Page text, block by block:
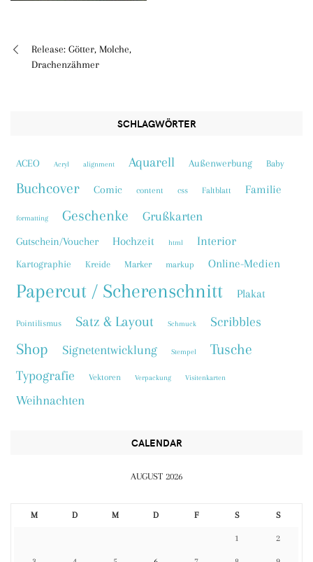
Beitragsnavigation
Release: Götter, Molche,
Drachenzähmer
SCHLAGWÖRTER
ACEO Acryl alignment Aquarell Außenwerbung Baby
Buchcover Comic content css Faltblatt Familie
formatting Geschenke Grußkarten
Gutschein/Voucher Hochzeit html Interior
Kartographie Kreide Marker markup Online-Medien
Papercut / Scherenschnitt Plakat
Pointilismus Satz & Layout Schmuck Scribbles
Shop Signetentwicklung Stempel Tusche
Typografie Vektoren Verpackung Visitenkarten
Weihnachten
CALENDAR
AUGUST 2026
M D M D F S S
1 2